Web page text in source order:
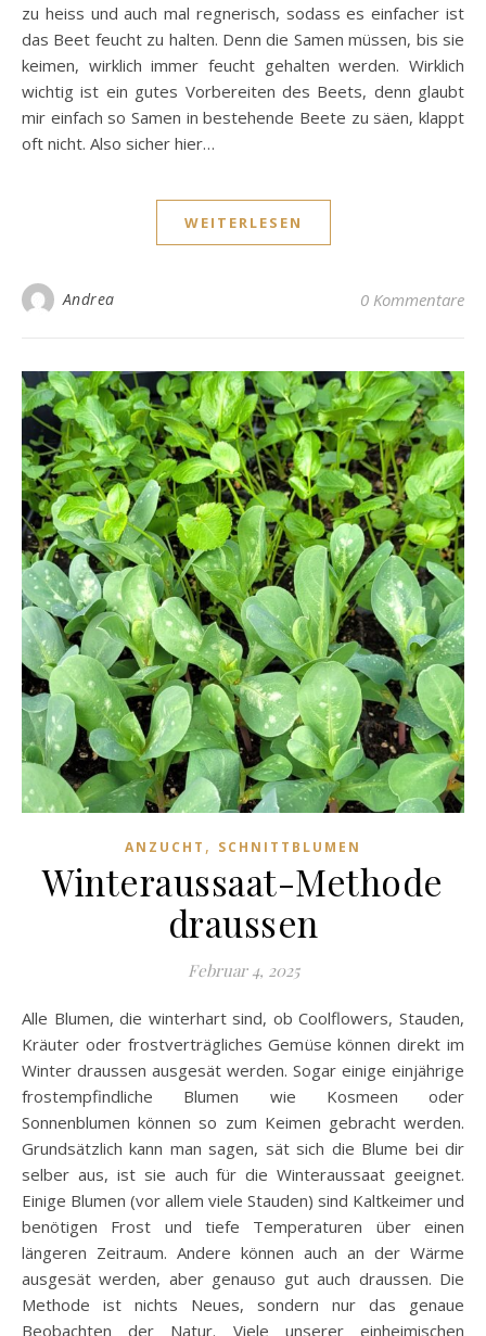
zu heiss und auch mal regnerisch, sodass es einfacher ist
das Beet feucht zu halten. Denn die Samen müssen, bis sie
keimen, wirklich immer feucht gehalten werden. Wirklich
wichtig ist ein gutes Vorbereiten des Beets, denn glaubt
mir einfach so Samen in bestehende Beete zu säen, klappt
oft nicht. Also sicher hier…
WEITERLESEN
Andrea 0 Kommentare
ANZUCHT , SCHNITTBLUMEN
Winteraussaat-Methode
draussen
Februar 4, 2025
Alle Blumen, die winterhart sind, ob Coolflowers, Stauden,
Kräuter oder frostverträgliches Gemüse können direkt im
Winter draussen ausgesät werden. Sogar einige einjährige
frostempfindliche Blumen wie Kosmeen oder
Sonnenblumen können so zum Keimen gebracht werden.
Grundsätzlich kann man sagen, sät sich die Blume bei dir
selber aus, ist sie auch für die Winteraussaat geeignet.
Einige Blumen (vor allem viele Stauden) sind Kaltkeimer und
benötigen Frost und tiefe Temperaturen über einen
längeren Zeitraum. Andere können auch an der Wärme
ausgesät werden, aber genauso gut auch draussen. Die
Methode ist nichts Neues, sondern nur das genaue
Beobachten der Natur. Viele unserer einheimischen